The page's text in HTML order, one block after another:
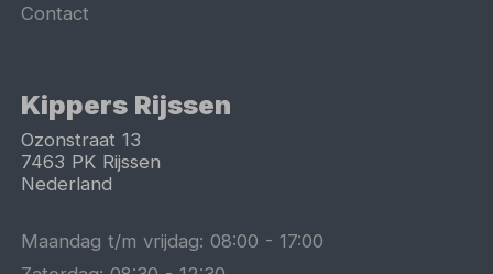
Contact
Kippers Rijssen
Ozonstraat 13
7463 PK Rijssen
Nederland
Maandag t/m vrijdag:08:00 -17:00